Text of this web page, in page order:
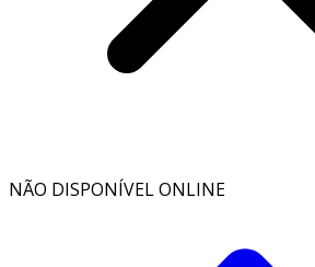
NÃO DISPONÍVEL ONLINE